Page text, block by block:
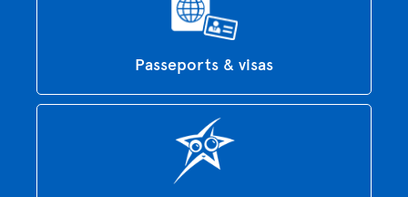
Passeports & visas